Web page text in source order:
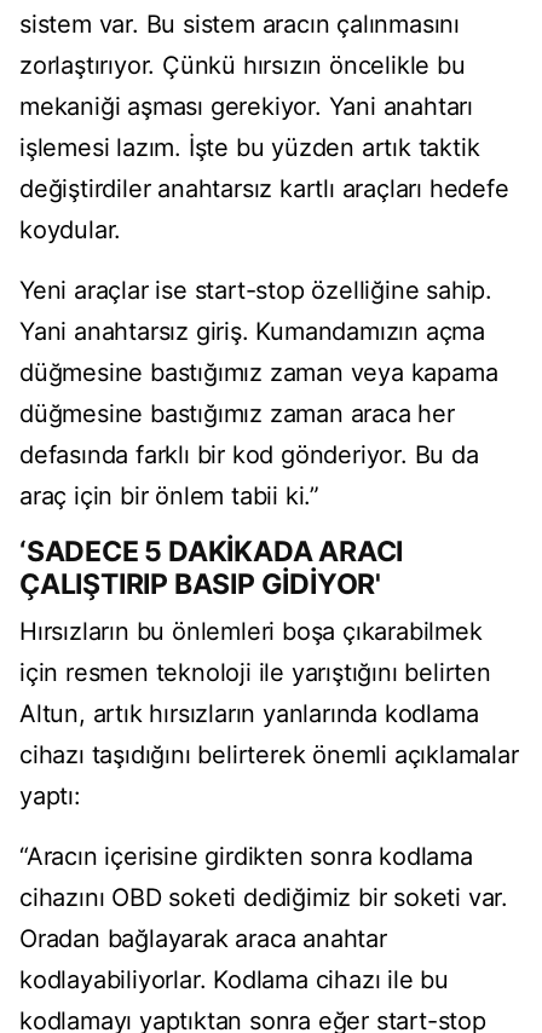
sistem var. Bu sistem aracın çalınmasını
zorlaştırıyor. Çünkü hırsızın öncelikle bu
mekaniği aşması gerekiyor. Yani anahtarı
işlemesi lazım. İşte bu yüzden artık taktik
değiştirdiler anahtarsız kartlı araçları hedefe
koydular.
Yeni araçlar ise start-stop özelliğine sahip.
Yani anahtarsız giriş. Kumandamızın açma
düğmesine bastığımız zaman veya kapama
düğmesine bastığımız zaman araca her
defasında farklı bir kod gönderiyor. Bu da
araç için bir önlem tabii ki.”
‘SADECE 5 DAKİKADA ARACI
ÇALIŞTIRIP BASIP GİDİYOR'
Hırsızların bu önlemleri boşa çıkarabilmek
için resmen teknoloji ile yarıştığını belirten
Altun, artık hırsızların yanlarında kodlama
cihazı taşıdığını belirterek önemli açıklamalar
yaptı:
“Aracın içerisine girdikten sonra kodlama
cihazını OBD soketi dediğimiz bir soketi var.
Oradan bağlayarak araca anahtar
kodlayabiliyorlar. Kodlama cihazı ile bu
kodlamayı yaptıktan sonra eğer start-stop